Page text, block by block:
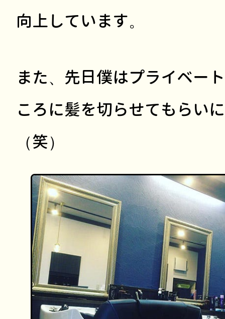
向上しています。
また、先日僕はプライベー
ころに髪を切らせてもらい
（笑）